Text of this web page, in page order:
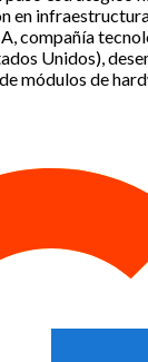
en
compañía
Unidos),
módulos de